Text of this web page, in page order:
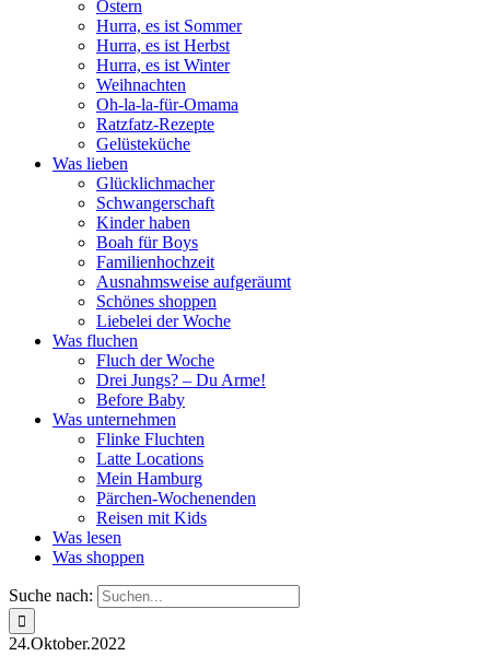
Ostern
Hurra, es ist Sommer
Hurra, es ist Herbst
Hurra, es ist Winter
Weihnachten
Oh-la-la-für-Omama
Ratzfatz-Rezepte
Gelüsteküche
Was lieben
Glücklichmacher
Schwangerschaft
Kinder haben
Boah für Boys
Familienhochzeit
Ausnahmsweise aufgeräumt
Schönes shoppen
Liebelei der Woche
Was fluchen
Fluch der Woche
Drei Jungs? – Du Arme!
Before Baby
Was unternehmen
Flinke Fluchten
Latte Locations
Mein Hamburg
Pärchen-Wochenenden
Reisen mit Kids
Was lesen
Was shoppen
Suche nach:
24.Oktober.2022